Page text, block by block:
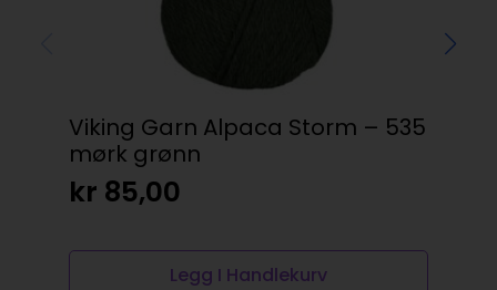
Viking Garn Alpaca Storm – 535
mørk grønn
kr 85,00
Legg I Handlekurv